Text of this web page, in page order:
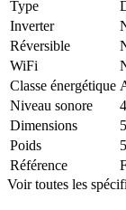
Type
Inverter
Réversible
WiFi
Classe énergétique
Niveau sonore
Dimensions
Poids
Référence
Voir toutes les